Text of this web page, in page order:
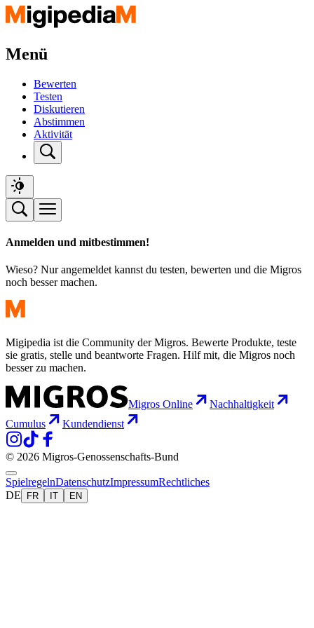
Menü
Bewerten
Testen
Diskutieren
Abstimmen
Aktivität
Anmelden und mitbestimmen!
Wieso? Nur angemeldet kannst du testen, bewerten und die Migros
noch besser machen.
Migipedia ist die Community der Migros. Bewerte Produkte, teste
sie gratis, stelle und beantworte Fragen. Hilf mit, die Migros noch
besser zu machen.
Migros Online
Nachhaltigkeit
Cumulus
Kundendienst
© 2026 Migros-Genossenschafts-Bund
SpielregelnDatenschutzImpressumRechtliches
DE
FR IT EN